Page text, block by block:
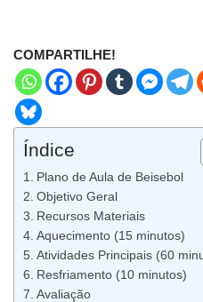
COMPARTILHE!
Índice
Plano de Aula de Beisebol
Objetivo Geral
Recursos Materiais
Aquecimento (15 minutos)
Atividades Principais (60
Resfriamento (10 minutos)
Avaliação